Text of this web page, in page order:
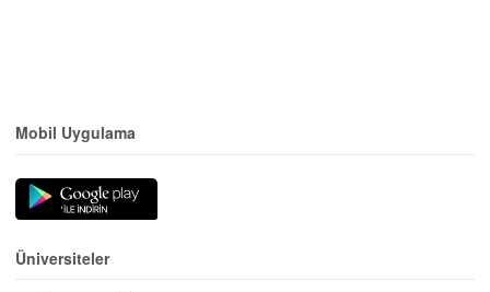
Mobil Uygulama
Üniversiteler